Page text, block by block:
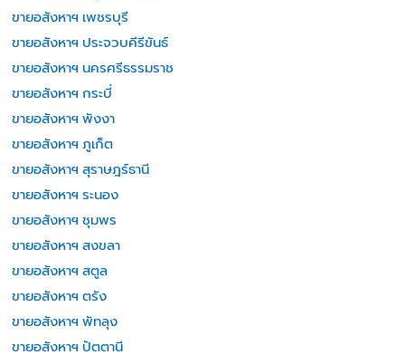
ขายอสังหาฯ เพชรบุรี
ขายอสังหาฯ ประจวบคีรีขันธ์
ขายอสังหาฯ นครศรีธรรมราช
ขายอสังหาฯ กระบี่
ขายอสังหาฯ พังงา
ขายอสังหาฯ ภูเก็ต
ขายอสังหาฯ สุราษฎร์ธานี
ขายอสังหาฯ ระนอง
ขายอสังหาฯ ชุมพร
ขายอสังหาฯ สงขลา
ขายอสังหาฯ สตูล
ขายอสังหาฯ ตรัง
ขายอสังหาฯ พัทลุง
ขายอสังหาฯ ปัตตานี